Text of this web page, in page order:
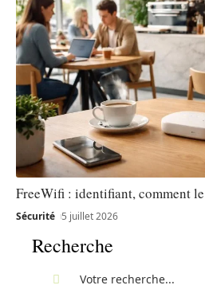
FreeWifi : identifiant, comment
Sécurité 5 juillet 2026
Recherche